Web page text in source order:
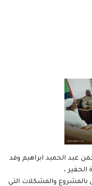
عبد الحميد ابراهيم وفد
الحفير ،
بالمشروع والمشكلات التي